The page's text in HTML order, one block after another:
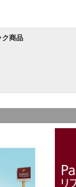
ク商品